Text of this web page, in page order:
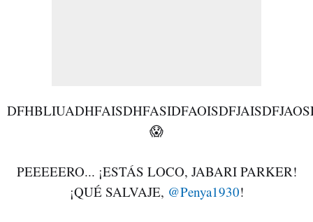
😱
PEEEEERO... ¡ESTÁS LOCO, JABARI PARKER!
¡QUÉ SALVAJE, @Penya1930!